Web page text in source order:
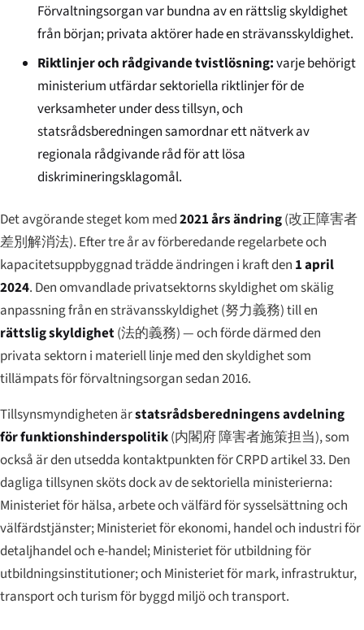
Förvaltningsorgan var bundna av en rättslig skyldighet
från början; privata aktörer hade en strävansskyldighet.
Riktlinjer och rådgivande tvistlösning:varje behörigt
ministerium utfärdar sektoriella riktlinjer för de
verksamheter under dess tillsyn, och
statsrådsberedningen samordnar ett nätverk av
regionala rådgivande råd för att lösa
diskrimineringsklagomål.
Det avgörande steget kom med2021 års ändring(改正障害者
差別解消法). Efter tre år av förberedande regelarbete och
kapacitetsuppbyggnad trädde ändringen i kraft den 1 april
2024. Den omvandlade privatsektorns skyldighet om skälig
anpassning från en strävansskyldighet (努力義務) till en
rättslig skyldighet(法的義務) — och förde därmed den
privata sektorn i materiell linje med den skyldighet som
tillämpats för förvaltningsorgan sedan 2016.
Tillsynsmyndigheten ärstatsrådsberedningens avdelning
för funktionshinderspolitik(内閣府 障害者施策担当), som
också är den utsedda kontaktpunkten för CRPD artikel 33. Den
dagliga tillsynen sköts dock av de sektoriella ministerierna:
Ministeriet för hälsa, arbete och välfärd för sysselsättning och
välfärdstjänster; Ministeriet för ekonomi, handel och industri för
detaljhandel och e-handel; Ministeriet för utbildning för
utbildningsinstitutioner; och Ministeriet för mark, infrastruktur,
transport och turism för byggd miljö och transport.